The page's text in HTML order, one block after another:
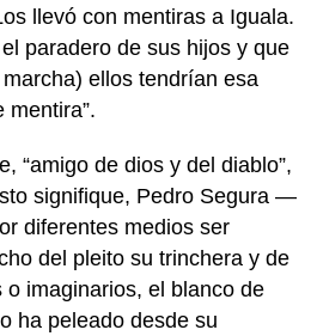
llevó con mentiras a Iguala.
paradero de sus hijos y que
ellos tendrían esa
mentira”.
“amigo de dios y del diablo”,
signifique, Pedro Segura —
diferentes medios ser
del pleito su trinchera y de
imaginarios, el blanco de
ha peleado desde su